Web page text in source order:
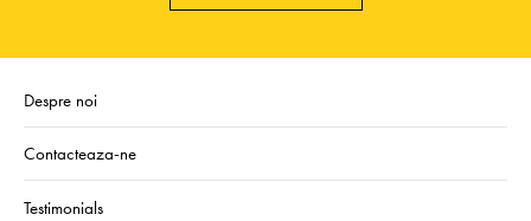
Despre noi
Contacteaza-ne
Testimonials